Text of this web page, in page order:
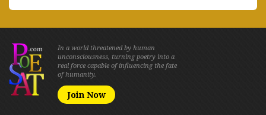
In a world threatened by human
unconsciousness, turning poetry into a
real force capable of influencing the fate
of humanity.
Join Now